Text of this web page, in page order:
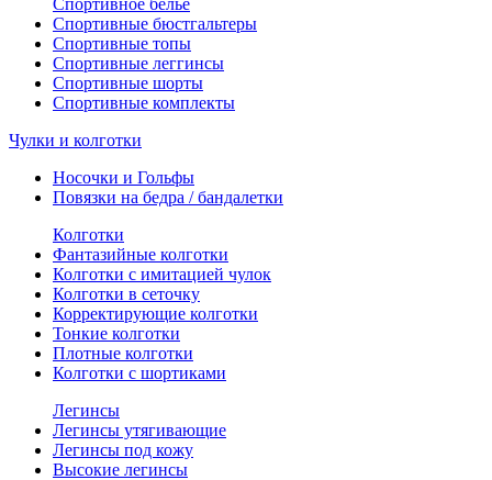
Спортивное белье
Спортивные бюстгальтеры
Спортивные топы
Спортивные леггинсы
Спортивные шорты
Спортивные комплекты
Чулки и колготки
Носочки и Гольфы
Повязки на бедра / бандалетки
Колготки
Фантазийные колготки
Колготки с имитацией чулок
Колготки в сеточку
Корректирующие колготки
Тонкие колготки
Плотные колготки
Колготки с шортиками
Легинсы
Легинсы утягивающие
Легинсы под кожу
Высокие легинсы